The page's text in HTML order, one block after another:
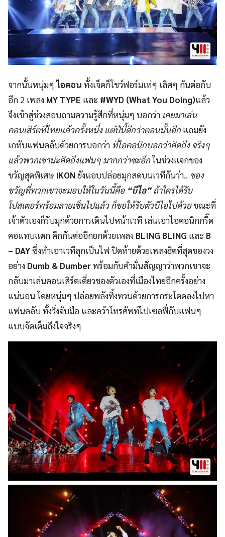
จากนั้นหนุ่มๆไอคอน ทั้งเจ็ดก็โชว์ฟอร์มเท่ๆ เลิศๆ กันต่อกับ
อีก 2 เพลง MY TYPE และ #WYD (What You Doing)แล้ว
จึงเข้าสู่ช่วงสอบถามความรู้สึกที่หนุ่มๆ บอกว่า เคยมาเล่น
คอนเสิร์ตที่ไทยแล้วครั้งหนึ่ง แต่ปีนี้ดีกว่าตอนนั้นอีกแถมยัง
เกทับแฟนคลับด้วยการบอกว่า ที่ไอคอนิกบอกว่าคิดถึง จริงๆ
แล้วพวกเขาน่ะคิดถึงแฟนๆ มากกว่าซะอีกในช่วงแจกของ
ขวัญสุดพิเศษ iKONยังแอบปล่อยมุกสดบนเวทีกันว่า.. ของ
ขวัญที่พวกเขาจะมอบให้ในวันนี้คือ “บีไอ”ถ้าใครได้รับ
โปสเตอร์พร้อมลายเซ็นไปแล้ว ก็ขอให้รับตัวบีไอไปด้วยขณะที่
เจ้าตัวเองก็รับมุกด้วยการเดินไปหน้าเวที เล่นเอาไอคอนิกกรี๊ด
คอแทบแตก คึกกันต่ออีกยกด้วยเพลง BLING BLING และ B
– DAYซึ่งทำเอาเวทีลุกเป็นไฟ ปิดท้ายด้วยเพลงฮิตที่สุดของวง
อย่าง Dumb & Dumberพร้อมกับคำมั่นสัญญาว่าพวกเขาจะ
กลับมาเล่นคอนเสิร์ตเดี่ยวของตัวเองที่เมืองไทยอีกครั้งอย่าง
แน่นอน โดยหนุ่มๆ ปล่อยพลังทิ้งทวนด้วยการกระโดดลงไปหา
แฟนคลับ ทั้งวิ่งจับมือ และคว้าโทรศัพท์ไปเซลฟี่กับแฟนๆ
แบบจัดเต็มถึงใจจริงๆ